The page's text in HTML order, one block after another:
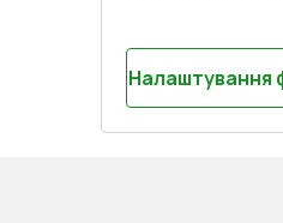
Налаштування